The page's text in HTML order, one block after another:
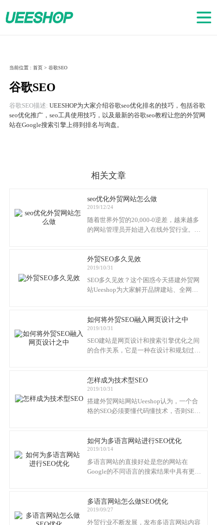
当前位置 :首页 >谷歌SEO
谷歌SEO
谷歌SEO描述:UEESHOP为大家介绍谷歌seo优化排名的技巧，包括谷歌
seo优化推广，seo工具使用技巧，以及最新的谷歌seo教程让您的外贸网
站在Google搜索引擎上得到排名与询盘。
相关文章
seo优化外贸网站怎么做
2019/12/24
随着世界外贸的20,000-0逆差，越来越多
的网站管理员开始进入在线外贸行业。目
外贸SEO多久见效
2019/10/31
SEO多久见效？这个困惑今天搭建外贸网
站Ueeshop为大家解开品牌建站、全网推
们就聊一下SEO见效时长的问题。
如何将外贸SEO融入网页设计之中
2019/10/31
SEO建站是网页设计和搜索引擎优化之间
的合作关系，它是一种在设计和规划过程
穿始终，而不是作为发布后的活动。
怎样成为技术型SEO
2019/10/31
搭建外贸网站网站Ueeshop认为，一个合
格的SEO必须要懂代码懂技术，否则SEO
路。因为SEO本身就是一个概念性的东
西，思路大于执行，从SEO本身来看，无
非就是发发外链，写写文章。
如何为多语言网站进行SEO优化
2019/10/14
多语言网站的直接好处是您的网站在
Google的不同语言的搜索结果中具有更好
多语言网站怎么做SEO优化
2019/09/27
外贸行业不断发展，发布多语言网站内容